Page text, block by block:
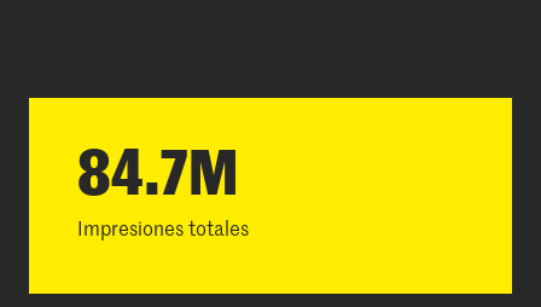
84.7M
Impresiones totales